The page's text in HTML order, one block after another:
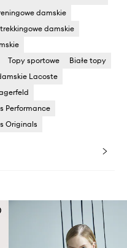
damskie
damskie
Topy sportowe
Białe topy
Lacoste
Performance
Originals